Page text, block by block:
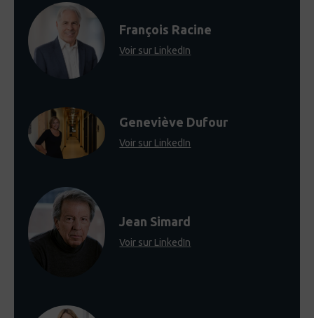
François Racine
Voir sur LinkedIn
Geneviève Dufour
Voir sur LinkedIn
Jean Simard
Voir sur LinkedIn